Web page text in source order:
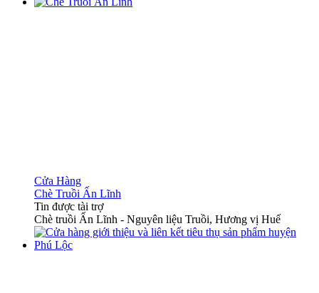
Cửa Hàng
Chè Truồi Ấn Lĩnh
Tin được tài trợ
Chè truồi Ấn Lĩnh - Nguyên liệu Truồi, Hương vị Huế